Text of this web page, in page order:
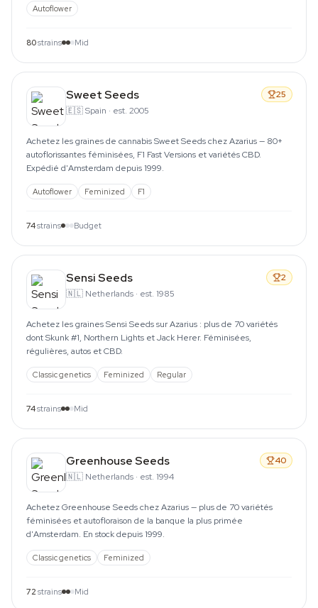
Autoflower
80strains Mid
Sweet Seeds
🇪🇸Spain · est. 2005
25
Achetez les graines de cannabis Sweet Seeds chez Azarius — 80+
autoflorissantes féminisées, F1 Fast Versions et variétés CBD.
Expédié d'Amsterdam depuis 1999.
Autoflower Feminized F1
74strains Budget
Sensi Seeds
🇳🇱 Netherlands · est. 1985
2
Achetez les graines Sensi Seeds sur Azarius : plus de 70 variétés
dont Skunk #1, Northern Lights et Jack Herer. Féminisées,
régulières, autos et CBD.
Classic genetics Feminized Regular
74strains Mid
Greenhouse Seeds
🇳🇱 Netherlands · est. 1994
40
Achetez Greenhouse Seeds chez Azarius — plus de 70 variétés
féminisées et autofloraison de la banque la plus primée
d'Amsterdam. En stock depuis 1999.
Classic genetics Feminized
72 strains Mid